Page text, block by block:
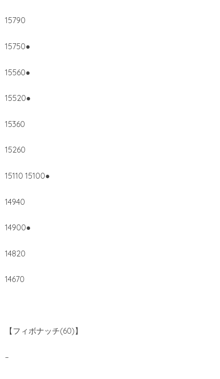
15790
15750●
15560●
15520●
15360
15260
15110 15100●
14940
14900●
14820
14670
【フィボナッチ(60)】
–